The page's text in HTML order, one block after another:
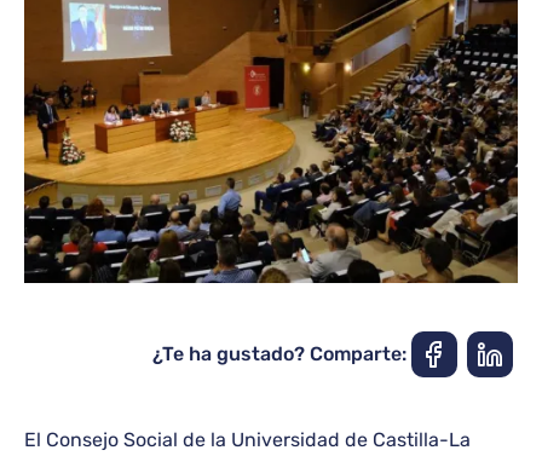
¿Te ha gustado? Comparte:
El Consejo Social de la Universidad de Castilla-La